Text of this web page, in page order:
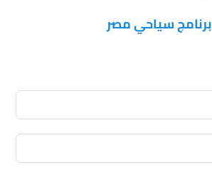
برنامج سياحي مصر